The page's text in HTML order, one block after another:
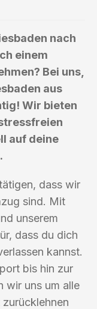
nach
einem
Bei uns,
aus
Wir bieten
auf deine
dass wir
sind. Mit
unserem
dass du dich
kannst.
bis hin zur
wir uns um alle